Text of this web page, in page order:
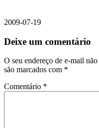
2009-07-19
Deixe um comentário
O seu endereço de e-mail
são marcados com *
Comentário *